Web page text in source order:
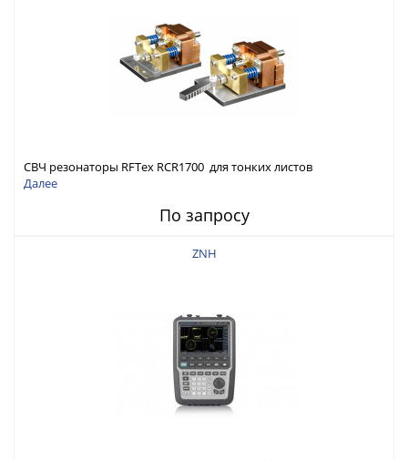
СВЧ резонаторы RFTex RCR1700 для тонких листов
Далее
По запросу
ZNH